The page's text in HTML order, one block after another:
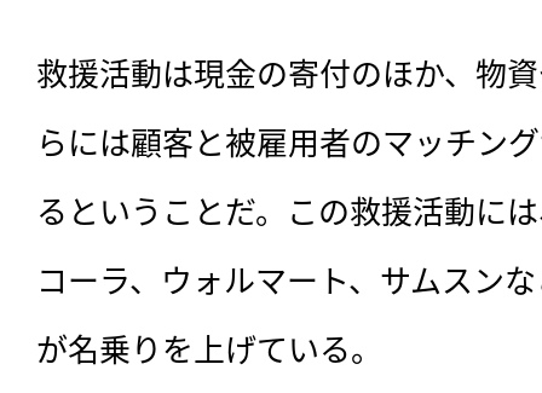
救援活動は現金の寄付のほか、物
らには顧客と被雇用者のマッチン
るということだ。この救援活動に
コーラ、ウォルマート、サムスン
が名乗りを上げている。